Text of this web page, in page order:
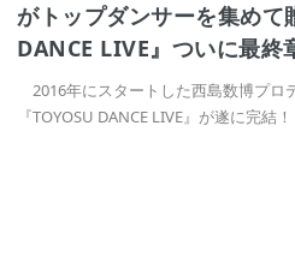
がトップダンサーを集めて
DANCE LIVE』ついに最終
2016年にスタートした西島数博プロ
『TOYOSU DANCE LIVE』が遂に完結